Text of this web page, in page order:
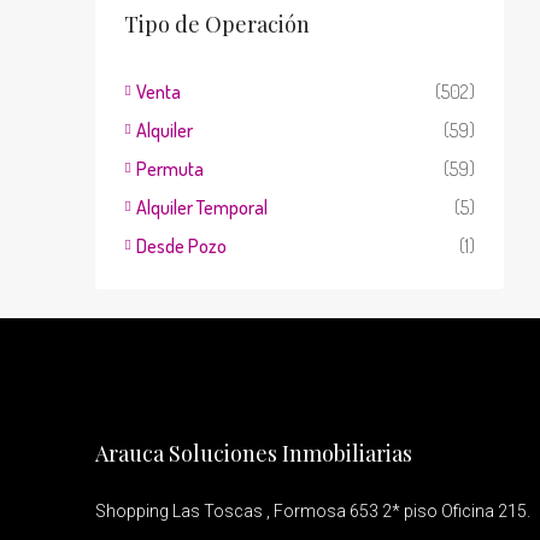
Tipo de Operación
Venta
(502)
Alquiler
(59)
Permuta
(59)
Alquiler Temporal
(5)
Desde Pozo
(1)
Arauca Soluciones Inmobiliarias
Shopping Las Toscas , Formosa 653 2* piso Oficina 215.